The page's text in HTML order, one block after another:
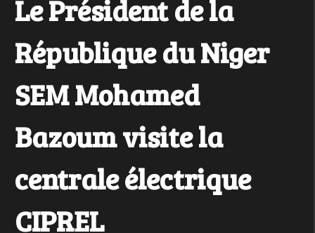
Le Président de la
République du Niger
SEM Mohamed
Bazoum visite la
centrale électrique
CIPREL